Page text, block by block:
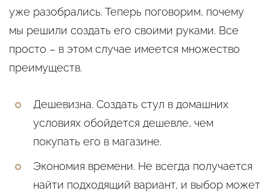
уже разобрались. Теперь поговорим, почему
мы решили создать его своими руками. Все
просто – в этом случае имеется множество
преимуществ.
Дешевизна. Создать стул в домашних
условиях обойдется дешевле, чем
покупать его в магазине.
Экономия времени. Не всегда получается
найти подходящий вариант, и выбор может